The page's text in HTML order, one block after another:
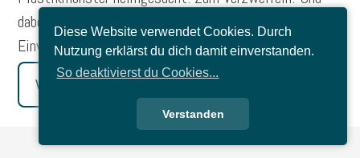
Diese Website verwendet Cookies. Durch
Nutzung erklärst du dich damit einverstanden.
So deaktivierst du Cookies...
Verstanden
dabei rede ich noch nicht mal vom herkömmlichen
Einwegplastikmüll…
Weiterlesen